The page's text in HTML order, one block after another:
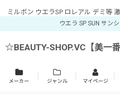
ミルボン ウエラSP ロレアル デミ等
ウエラ SP SUN サン
☆BEAUTY-SHOP.VC【美一番
メーカー ジャンル マイページ